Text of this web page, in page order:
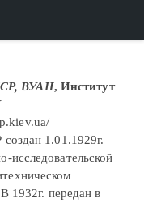
ВУАН, Институт
1.01.1929г.
исследовательской
1932г. передан в